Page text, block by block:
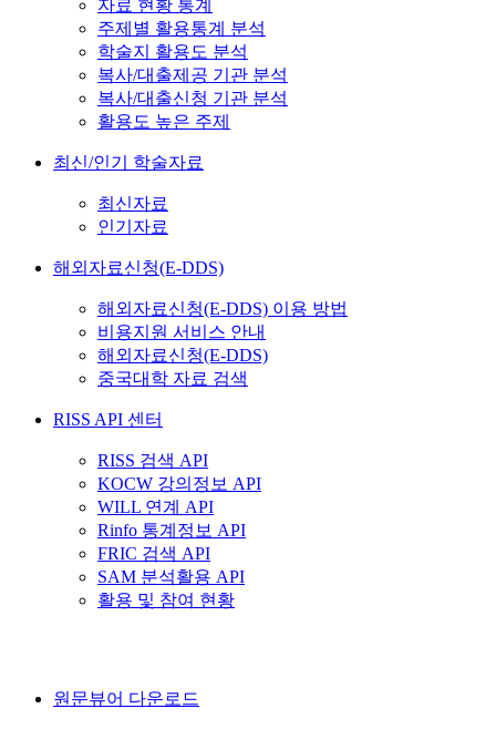
자료 현황 통계
주제별 활용통계 분석
학술지 활용도 분석
복사/대출제공 기관 분석
복사/대출신청 기관 분석
활용도 높은 주제
최신/인기 학술자료
최신자료
인기자료
해외자료신청(E-DDS)
해외자료신청(E-DDS) 이용 방법
비용지원 서비스 안내
해외자료신청(E-DDS)
중국대학 자료 검색
RISS API 센터
RISS 검색 API
KOCW 강의정보 API
WILL 연계 API
Rinfo 통계정보 API
FRIC 검색 API
SAM 분석활용 API
활용 및 참여 현황
원문뷰어 다운로드